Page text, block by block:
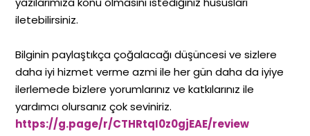
iletebilirsiniz.
Bilginin paylaştıkça çoğalacağı düşüncesi ve sizlere
daha iyi hizmet verme azmi ile her gün daha da iyiye
ilerlemede bizlere yorumlarınız ve katkılarınız ile
yardımcı olursanız çok seviniriz.
https://g.page/r/CTHRtqI0z0gjEAE/review